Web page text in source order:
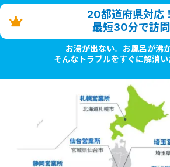
20都道府県対応！
最短30分で訪問
お湯が出ない。お風呂が沸か
そんなトラブルをすぐに解消い